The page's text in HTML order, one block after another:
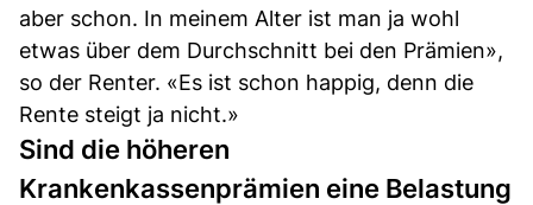
aber schon. In meinem Alter ist man ja wohl
etwas über dem Durchschnitt bei den Prämien»,
so der Renter. «Es ist schon happig, denn die
Rente steigt ja nicht.»
Sind die höheren
Krankenkassenprämien eine Belastung